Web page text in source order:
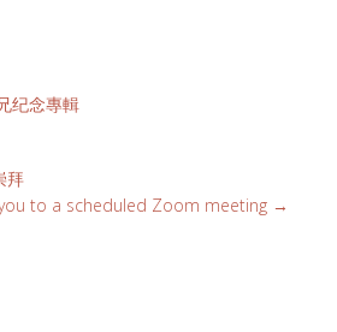
纪念專輯
拜
to a scheduled Zoom meeting →